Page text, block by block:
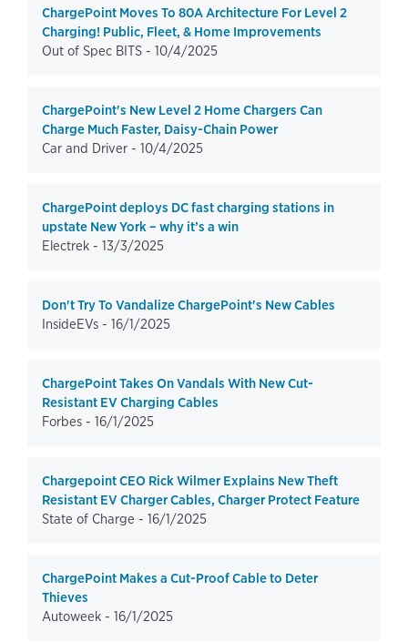
ChargePoint Moves To 80A Architecture For Level 2
Charging! Public, Fleet, & Home Improvements
Out of Spec BITS - 10/4/2025
ChargePoint's New Level 2 Home Chargers Can
Charge Much Faster, Daisy-Chain Power
Car and Driver - 10/4/2025
ChargePoint deploys DC fast charging stations in
upstate New York – why it’s a win
Electrek - 13/3/2025
Don't Try To Vandalize ChargePoint's New Cables
InsideEVs - 16/1/2025
ChargePoint Takes On Vandals With New Cut-
Resistant EV Charging Cables
Forbes - 16/1/2025
Chargepoint CEO Rick Wilmer Explains New Theft
Resistant EV Charger Cables, Charger Protect Feature
State of Charge - 16/1/2025
ChargePoint Makes a Cut-Proof Cable to Deter
Thieves
Autoweek - 16/1/2025